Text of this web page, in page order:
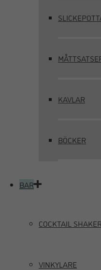
KAVLAR
BÖCKER
BAR
COCKTAIL
VINKYLARE